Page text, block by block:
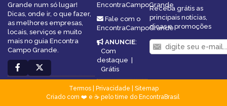
Grande num só lugar!
Dicas, onde ir, o que fazer,
as melhores empresas,
locais, serviços e muito
mais no guia Encontra
Campo Grande.
EncontraCampoGrande
Fale com o
EncontraCampoGrande
ANUNCIE:
Com
destaque
Grátis
Receba grátis as
principais notícias,
dicas e promoções
Termos| Privacidade
Sitemap
Criado com ❤️ e ☕ pelo time do EncontraBrasil